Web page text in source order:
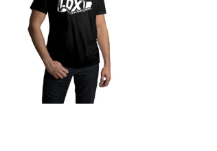
T-Shirt LDX « Goggles »
CHF 25.00